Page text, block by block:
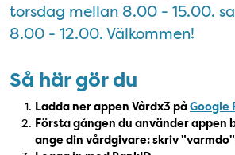
torsdag mellan 8.00 - 15.00.
8.00 - 12.00. Välkommen!
Så här gör du
Ladda ner appen Vårdx3 påGoogle
Första gången du använder appen
ange din vårdgivare: skriv